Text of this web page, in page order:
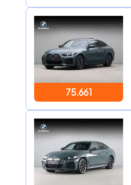
75.661